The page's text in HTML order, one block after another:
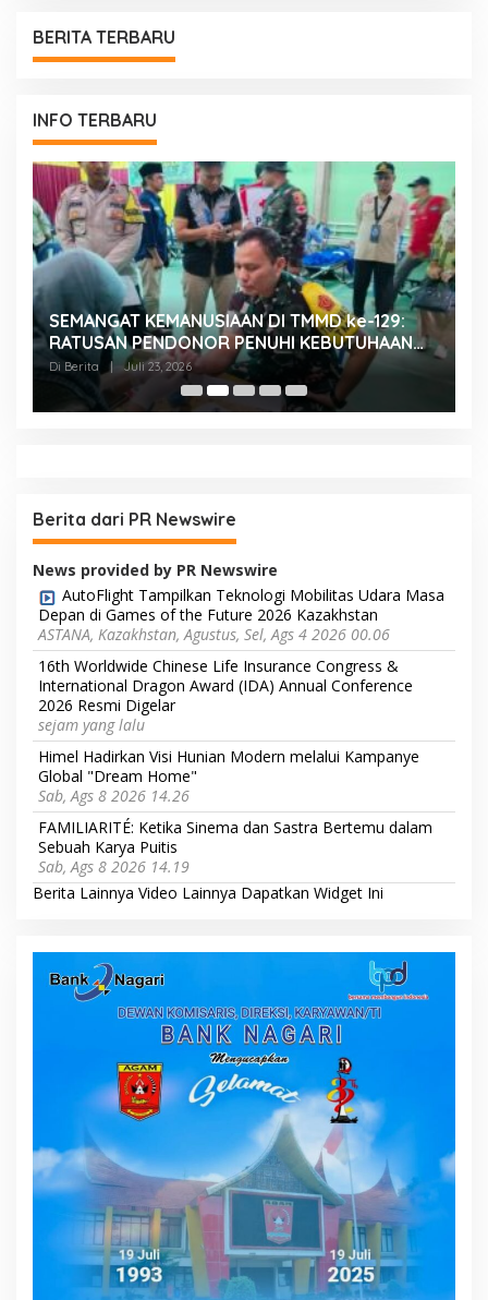
BERITA TERBARU
INFO TERBARU
SEMANGAT KEMANUSIAAN DI TMMD ke-129:
RATUSAN PENDONOR PENUHI KEBUTUHAAN
STOK DARAH
Di Berita | Juli 23, 2026
Berita dari PR Newswire
News provided by PR Newswire
AutoFlight Tampilkan Teknologi Mobilitas Udara Masa
Depan di Games of the Future 2026 Kazakhstan
ASTANA, Kazakhstan, Agustus, Sel, Ags 4 2026 00.06
16th Worldwide Chinese Life Insurance Congress &
International Dragon Award (IDA) Annual Conference
2026 Resmi Digelar
sejam yang lalu
Himel Hadirkan Visi Hunian Modern melalui Kampanye
Global "Dream Home"
Sab, Ags 8 2026 14.26
FAMILIARITÉ: Ketika Sinema dan Sastra Bertemu dalam
Sebuah Karya Puitis
Sab, Ags 8 2026 14.19
Berita Lainnya Video Lainnya Dapatkan Widget Ini